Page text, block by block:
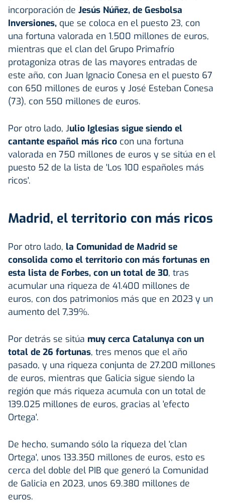
incorporación de Jesús Núñez, de Gesbolsa
Inversiones, que se coloca en el puesto 23, con
una fortuna valorada en 1.500 millones de euros,
mientras que el clan del Grupo Primafrío
protagoniza otras de las mayores entradas de
este año, con Juan Ignacio Conesa en el puesto 67
con 650 millones de euros y José Esteban Conesa
(73), con 550 millones de euros.
Por otro lado, Julio Iglesias sigue siendo el
cantante español más rico con una fortuna
valorada en 750 millones de euros y se sitúa en el
puesto 52 de la lista de 'Los 100 españoles más
ricos'.
Madrid, el territorio con más ricos
Por otro lado, la Comunidad de Madrid se
consolida como el territorio con más fortunas en
esta lista de Forbes, con un total de 30, tras
acumular una riqueza de 41.400 millones de
euros, con dos patrimonios más que en 2023 y un
aumento del 7,39%.
Por detrás se sitúa muy cerca Catalunya con un
total de 26 fortunas, tres menos que el año
pasado, y una riqueza conjunta de 27.200 millones
de euros, mientras que Galicia sigue siendo la
región que más riqueza acumula con un total de
139.025 millones de euros, gracias al 'efecto
Ortega'.
De hecho, sumando sólo la riqueza del 'clan
Ortega', unos 133.350 millones de euros, esto es
cerca del doble del PIB que generó la Comunidad
de Galicia en 2023, unos 69.380 millones de
euros.